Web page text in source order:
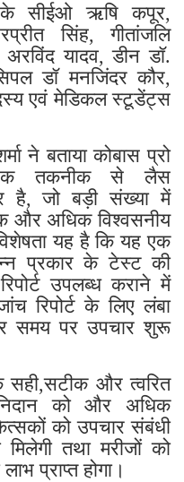
सीईओ ऋषि कपूर,
सिंह, गीतांजलि
अरविंद यादव, डीन डॉ.
डॉ मनजिंदर कौर,
एवं मेडिकल स्टूडेंट्स
ने बताया कोबास प्रो
तकनीक से लैस
है, जो बड़ी संख्या में
और अधिक विश्वसनीय
यह है कि यह एक
प्रकार के टेस्ट की
उपलब्ध कराने में
रिपोर्ट के लिए लंबा
समय पर उपचार शुरू
सही,सटीक और त्वरित
निदान को और अधिक
को उपचार संबंधी
तथा मरीजों को
प्राप्त होगा।